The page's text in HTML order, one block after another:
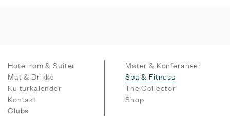
Hotellrom & Suiter
Møter & Konferanser
Mat & Drikke
Spa & Fitness
Kulturkalender
The Collector
Kontakt
Shop
Clubs